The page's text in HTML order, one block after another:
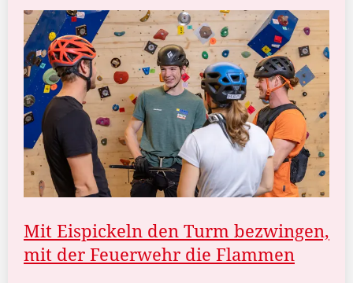
Mit Eispickeln den Turm bezwingen,
mit der Feuerwehr die Flammen